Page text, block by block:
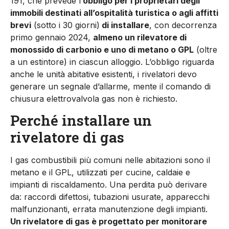
immobili destinati all’ospitalità turistica o agli affitti
brevi (sotto i 30 giorni) di installare, con decorrenza
primo gennaio 2024, almeno un rilevatore di
monossido di carbonio e uno di metano o GPL (oltre
a un estintore) in ciascun alloggio. L’obbligo riguarda
anche le unità abitative esistenti, i rivelatori devo
generare un segnale d’allarme, mente il comando di
chiusura elettrovalvola gas non è richiesto.
Perché installare un
rivelatore di gas
I gas combustibili più comuni nelle abitazioni sono il
metano e il GPL, utilizzati per cucine, caldaie e
impianti di riscaldamento. Una perdita può derivare
da: raccordi difettosi, tubazioni usurate, apparecchi
malfunzionanti, errata manutenzione degli impianti.
Un rivelatore di gas è progettato per monitorare